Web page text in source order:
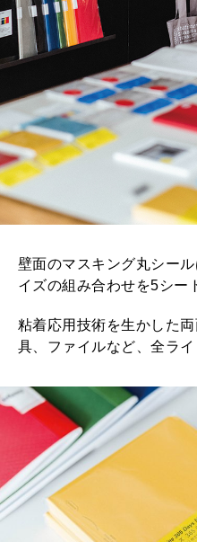
壁面のマスキング丸シー
イズの組み合わせを5シー
粘着応用技術を生かした
具、ファイルなど、全ライ